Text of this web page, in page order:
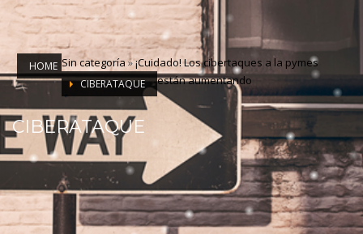
HOME Sin categoría»¡Cuidado! Los cibertaques a la pymes
están aumentando
CIBERATAQUE
CIBERATAQUE